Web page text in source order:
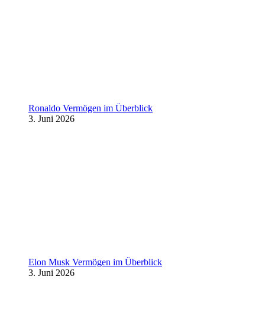
Ronaldo Vermögen im Überblick
3. Juni 2026
Elon Musk Vermögen im Überblick
3. Juni 2026